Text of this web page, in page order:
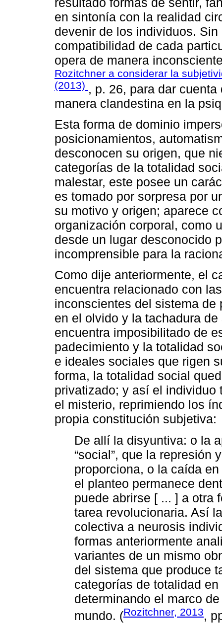
en sintonía con la realidad
devenir de los individuos.
compatibilidad de cada
opera de manera
Rozitchner a considerar la
(2013) , p. 26, para dar
manera clandestina en la
Esta forma de dominio
posicionamientos,
desconocen su origen, que
categorías de la totalidad
malestar, este posee un
es tomado por sorpresa por
su motivo y origen; aparece
organización corporal, como
desde un lugar desconocido
incomprensible para la
Como dije anteriormente, el
encuentra relacionado con
inconscientes del sistema
en el olvido y la tachadura
encuentra imposibilitado de
padecimiento y la totalidad
e ideales sociales que rigen
forma, la totalidad social
privatizado; y así el individuo
el misterio, reprimiendo los
propia constitución subjetiva:
De allí la disyuntiva: o la
“social”, que la represión
proporciona, o la caída
el planteo permanece
puede abrirse [ ... ] a otra
tarea revolucionaria. Así
colectiva a neurosis
formas anteriormente
variantes de un mismo
del sistema que produce
categorías de totalidad
determinando el marco
mundo. (Rozitchner, 2013,